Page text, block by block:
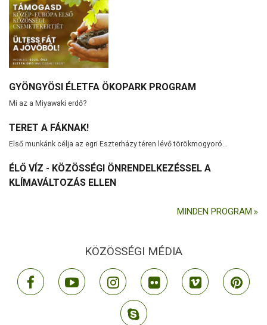
GYÖNGYÖSI ÉLETFA ÖKOPARK PROGRAM
Mi az a Miyawaki erdő?
TERET A FÁKNAK!
Első munkánk célja az egri Eszterházy téren lévő törökmogyoró…
ÉLŐ VÍZ - KÖZÖSSÉGI ÖNRENDELKEZÉSSEL A
KLÍMAVÁLTOZÁS ELLEN
MINDEN PROGRAM
KÖZÖSSÉGI MÉDIA
facebookyoutubeinstagramflickr vimeo
skype